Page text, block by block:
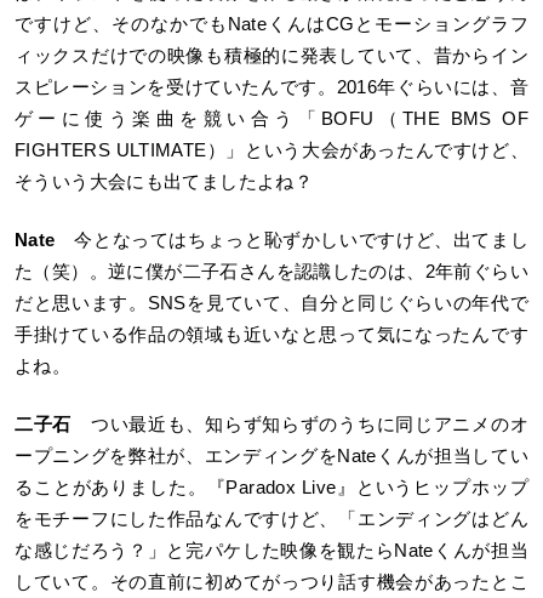
ですけど、そのなかでもNateくんはCGとモーショングラフ
ィックスだけでの映像も積極的に発表していて、昔からイン
スピレーションを受けていたんです。2016年ぐらいには、音
ゲーに使う楽曲を競い合う「BOFU（THE BMS OF
FIGHTERS ULTIMATE）」という大会があったんですけど、
そういう大会にも出てましたよね？
Nate今となってはちょっと恥ずかしいですけど、出てまし
た（笑）。逆に僕が二子石さんを認識したのは、2年前ぐらい
だと思います。SNSを見ていて、自分と同じぐらいの年代で
手掛けている作品の領域も近いなと思って気になったんです
よね。
二子石 つい最近も、知らず知らずのうちに同じアニメのオ
ープニングを弊社が、エンディングをNateくんが担当してい
ることがありました。『Paradox Live』というヒップホップ
をモチーフにした作品なんですけど、「エンディングはどん
な感じだろう？」と完パケした映像を観たらNateくんが担当
していて。その直前に初めてがっつり話す機会があったとこ